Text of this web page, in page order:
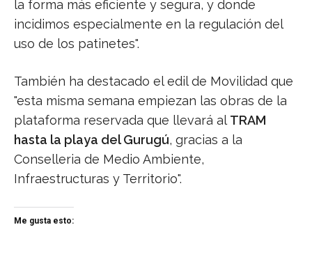
la forma más eficiente y segura, y donde
incidimos especialmente en la regulación del
uso de los patinetes".
También ha destacado el edil de Movilidad que
"esta misma semana empiezan las obras de la
plataforma reservada que llevará al TRAM
hasta la playa del Gurugú, gracias a la
Conselleria de Medio Ambiente,
Infraestructuras y Territorio".
Me gusta esto: